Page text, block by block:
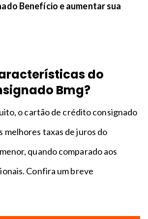
Benefício e aumentar sua
do
Bmg?
o cartão de crédito consignado
melhores taxas de juros do
quando comparado aos
Confira um breve